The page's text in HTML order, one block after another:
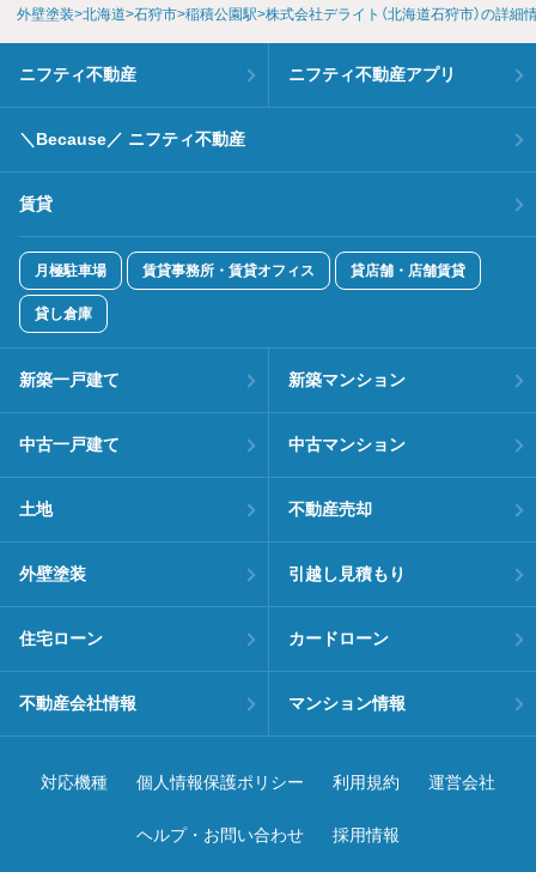
外壁塗装 北海道 石狩市 稲積公園駅 株式会社デライト（北海道石狩市）の詳細
ニフティ不動産 ニフティ不動産アプリ
＼Because／ ニフティ不動産
賃貸
月極駐車場 賃貸事務所・賃貸オフィス 貸店舗・店舗賃貸
貸し倉庫
新築一戸建て 新築マンション
中古一戸建て 中古マンション
土地 不動産売却
外壁塗装 引越し見積もり
住宅ローン カードローン
不動産会社情報 マンション情報
対応機種 個人情報保護ポリシー 利用規約 運営会社
ヘルプ・お問い合わせ 採用情報